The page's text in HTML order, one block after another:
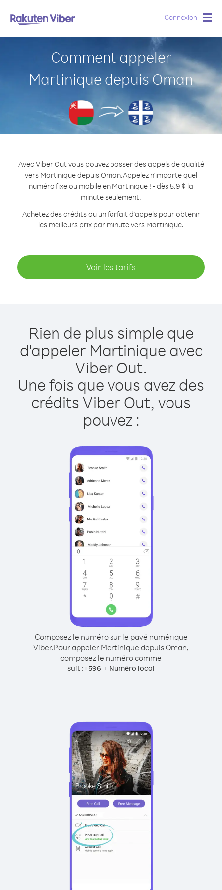
Connexion
Comment appeler
Martinique depuis Oman
Avec Viber Out vous pouvez passer des appels de qualité
vers Martinique depuis Oman.Appelez n'importe quel
numéro fixe ou mobile en Martinique ! - dès 5.9 ¢ la
minute seulement.
Achetez des crédits ou un forfait d’appels pour obtenir
les meilleurs prix par minute vers Martinique.
Voir les tarifs
Rien de plus simple que
d'appeler Martinique avec
Viber Out.
Une fois que vous avez des
crédits Viber Out, vous
pouvez :
Composez le numéro sur le pavé numérique
Viber.Pour appeler Martinique depuis Oman,
composez le numéro comme
suit :+596 + Numéro local